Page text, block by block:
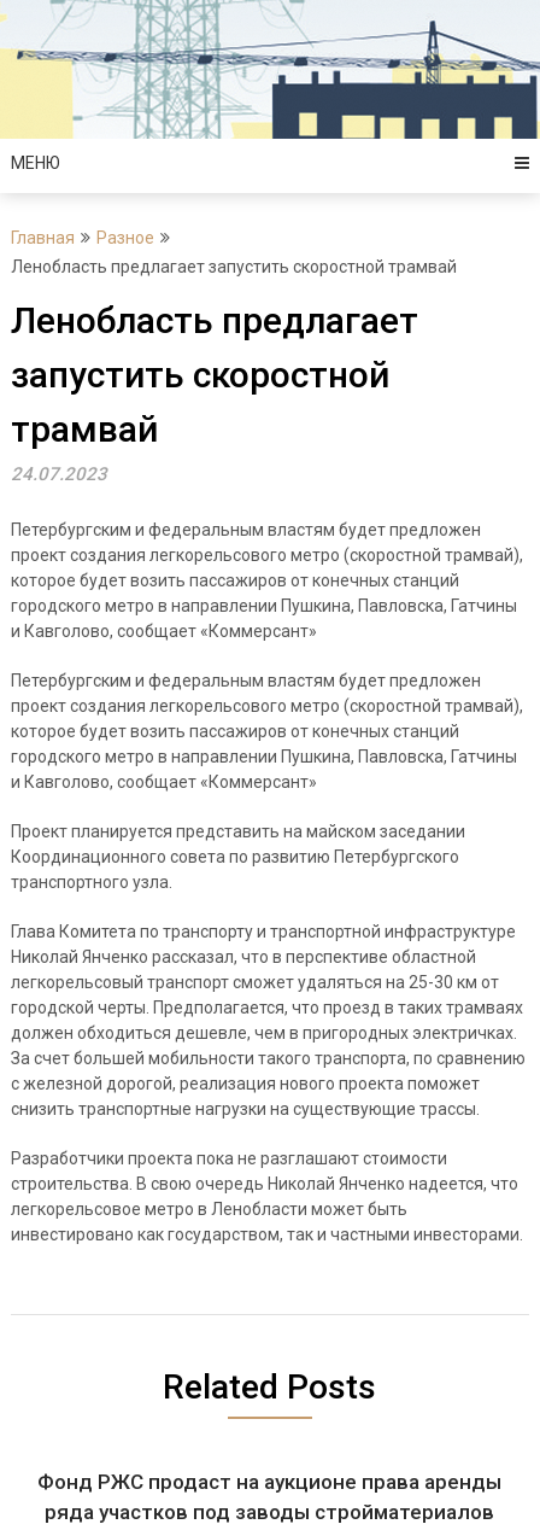
Перейти
содержимому
МЕНЮ
Главная
Разное
Ленобласть предлагает запустить скоростной трамвай
Ленобласть предлагает
запустить скоростной
трамвай
24.07.2023
Петербургским и федеральным властям будет предложен
проект создания легкорельсового метро (скоростной трамвай),
которое будет возить пассажиров от конечных станций
городского метро в направлении Пушкина, Павловска, Гатчины
и Кавголово, сообщает «Коммерсант»
Петербургским и федеральным властям будет предложен
проект создания легкорельсового метро (скоростной трамвай),
которое будет возить пассажиров от конечных станций
городского метро в направлении Пушкина, Павловска, Гатчины
и Кавголово, сообщает «Коммерсант»
Проект планируется представить на майском заседании
Координационного совета по развитию Петербургского
транспортного узла.
Глава Комитета по транспорту и транспортной инфраструктуре
Николай Янченко рассказал, что в перспективе областной
легкорельсовый транспорт сможет удаляться на 25-30 км от
городской черты. Предполагается, что проезд в таких трамваях
должен обходиться дешевле, чем в пригородных электричках.
За счет большей мобильности такого транспорта, по сравнению
с железной дорогой, реализация нового проекта поможет
снизить транспортные нагрузки на существующие трассы.
Разработчики проекта пока не разглашают стоимости
строительства. В свою очередь Николай Янченко надеется, что
легкорельсовое метро в Ленобласти может быть
инвестировано как государством, так и частными инвесторами.
Related Posts
Фонд РЖС продаст на аукционе права аренды
ряда участков под заводы стройматериалов